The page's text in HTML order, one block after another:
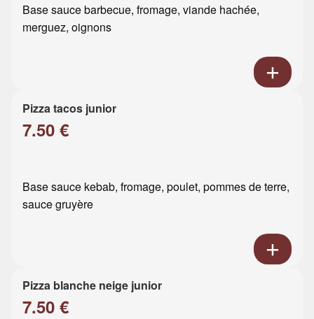
Base sauce barbecue, fromage, viande hachée,
merguez, oignons
Pizza tacos junior
7.50 €
Base sauce kebab, fromage, poulet, pommes de terre,
sauce gruyère
Pizza blanche neige junior
7.50 €